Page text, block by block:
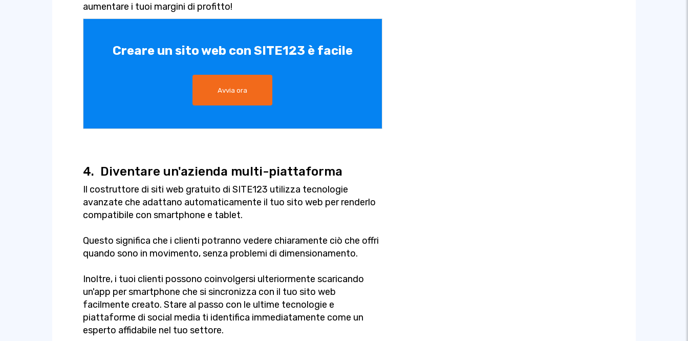
aumentare i tuoi margini di profitto!
Creare un sito web con SITE123 è facile
Avvia ora
4. Diventare un'azienda multi-piattaforma
Il costruttore di siti web gratuito di SITE123 utilizza tecnologie
avanzate che adattano automaticamente il tuo sito web per renderlo
compatibile con smartphone e tablet.
Questo significa che i clienti potranno vedere chiaramente ciò che offri
quando sono in movimento, senza problemi di dimensionamento.
Inoltre, i tuoi clienti possono coinvolgersi ulteriormente scaricando
un'app per smartphone che si sincronizza con il tuo sito web
facilmente creato. Stare al passo con le ultime tecnologie e
piattaforme di social media ti identifica immediatamente come un
esperto affidabile nel tuo settore.